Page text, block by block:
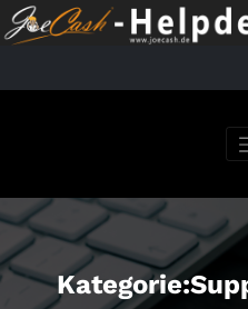
Springe
zum